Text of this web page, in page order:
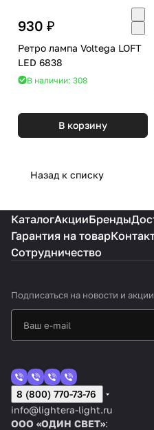
930 ₽
Ретро лампа Voltega LOFT
LED 6838
В наличии: 308
В корзину
Назад к списку
КаталогАкцииБренды
Гарантия на товар
Сотрудничество
Подписаться на новости и акции
8 (800) 770-73-76
info@lightera-light.ru
ООО «ОДИН СВЕТ»: